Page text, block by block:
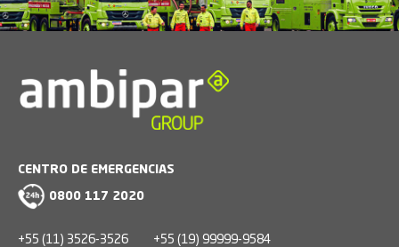
CENTRO DE EMERGENCIAS
0800 117 2020
+55 (11) 3526-3526 +55 (19) 99999-9584